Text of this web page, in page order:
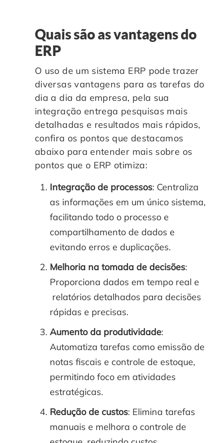
Quais são as vantagens do
ERP
O uso de um sistema ERP pode trazer
diversas vantagens para as tarefas do
dia a dia da empresa, pela sua
integração entrega pesquisas mais
detalhadas e resultados mais rápidos,
confira os pontos que destacamos
abaixo para entender mais sobre os
pontos que o ERP otimiza:
Integração de processos: Centraliza
as informações em um único sistema,
facilitando todo o processo e
compartilhamento de dados e
evitando erros e duplicações.
Melhoria na tomada de decisões:
Proporciona dados em tempo real e
relatórios detalhados para decisões
rápidas e precisas.
Aumento da produtividade:
Automatiza tarefas como emissão de
notas fiscais e controle de estoque,
permitindo foco em atividades
estratégicas.
Redução de custos: Elimina tarefas
manuais e melhora o controle de